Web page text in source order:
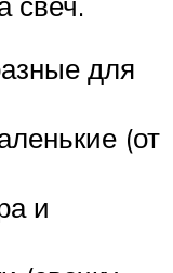
для
(от
и